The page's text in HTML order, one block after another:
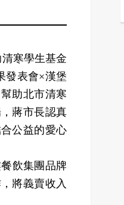
寒學生基金
發表會×漢堡
助北市清寒
蔣市長認真
公益的愛心
飲集團品牌
將義賣收入